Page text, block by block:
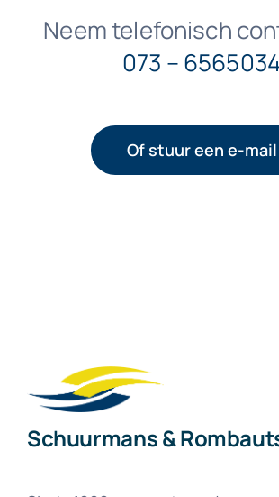
Neem telefonisch
073 – 6565034
Of stuur een e-mail
Schuurmans &